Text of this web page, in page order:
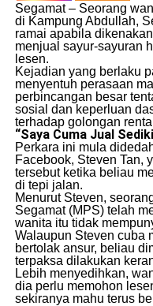
Segamat – Seorang
di Kampung Abdullah,
ramai apabila
menjual sayur-sayuran
lesen.
Kejadian yang berlaku
menyentuh perasaan
perbincangan besar
sosial dan keperluan
terhadap golongan
“Saya Cuma Jual
Perkara ini mula
Facebook, Steven Tan,
tersebut ketika beliau
di tepi jalan.
Menurut Steven,
Segamat (MPS) telah
wanita itu tidak
Walaupun Steven cuba
bertolak ansur, beliau
terpaksa dilakukan
Lebih menyedihkan,
dia perlu memohon
sekiranya mahu terus